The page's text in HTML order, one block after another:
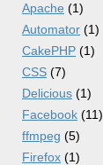
Apache (1)
Automator (1)
CakePHP (1)
CSS (7)
Delicious (1)
Facebook (11)
ffmpeg (5)
Firefox (1)